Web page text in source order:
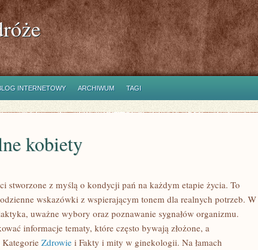
INTERNETOWY ARCHIWUM TAGI
kobiety
stworzone z myślą o kondycji pań na każdym etapie życia. To
wskazówki z wspierającym tonem dla realnych potrzeb. W
uważne wybory oraz poznawanie sygnałów organizmu.
informacje tematy, które często bywają złożone, a
Zdrowie i Fakty i mity w ginekologii. Na łamach